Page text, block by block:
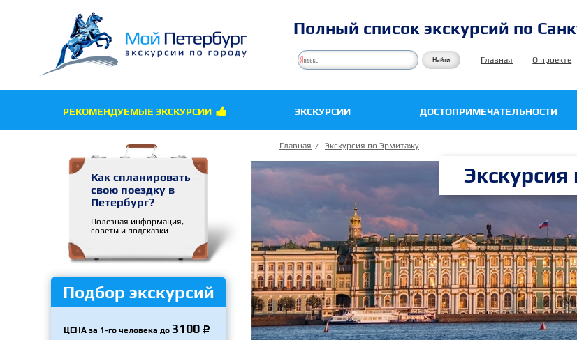
Полный список экскурсий по
Главная О проекте
РЕКОМЕНДУЕМЫЕ ЭКСКУРСИИ  ЭКСКУРСИИ ДОСТОПРИМЕЧАТЕЛЬНОСТИ
Как спланировать
свою поездку в
Петербург?
Полезная информация,
советы и подсказки
Подбор экскурсий
ЦЕНА за 1-го человека до 3100 
Главная Экскурсия по Эрмитажу